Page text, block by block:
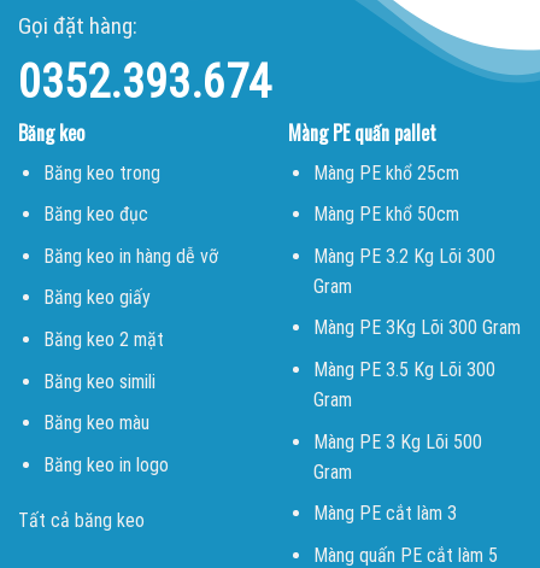
Gọi đặt hàng:
0352.393.674
Băng keo
Băng keo trong
Băng keo đục
Băng keo in hàng dễ vỡ
Băng keo giấy
Băng keo 2 mặt
Băng keo simili
Băng keo màu
Băng keo in logo
Tất cả băng keo
Màng PE quấn pallet
Màng PE khổ 25cm
Màng PE khổ 50cm
Màng PE 3.2 Kg Lõi 300
Gram
Màng PE 3Kg Lõi 300 Gram
Màng PE 3.5 Kg Lõi 300
Gram
Màng PE 3 Kg Lõi 500
Gram
Màng PE cắt làm 3
Màng quấn PE cắt làm 5